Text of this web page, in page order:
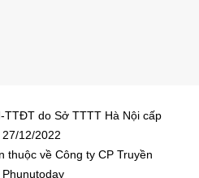
TTĐT do Sở TTTT Hà Nội cấp
27/12/2022
thuộc về Công ty CP Truyền